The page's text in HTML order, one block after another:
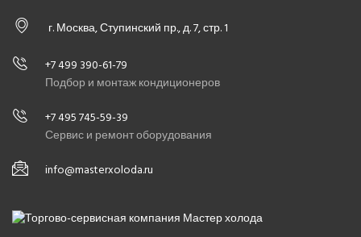
г. Москва, Ступинский пр., д. 7, стр. 1
+7 499 390-61-79
Подбор и монтаж кондиционеров
+7 495 745-59-39
Сервис и ремонт оборудования
info@masterxoloda.ru